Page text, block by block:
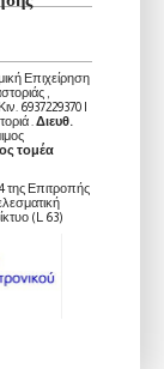
Επιχείρηση
,
6937229370 |
. Διευθ.
τομέα
Επιτροπής
(L 63)